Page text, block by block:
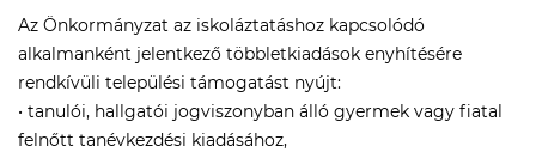
Az Önkormányzat az iskoláztatáshoz kapcsolódó
alkalmanként jelentkező többletkiadások enyhítésére
rendkívüli települési támogatást nyújt:
• tanulói, hallgatói jogviszonyban álló gyermek vagy fiatal
felnőtt tanévkezdési kiadásához,